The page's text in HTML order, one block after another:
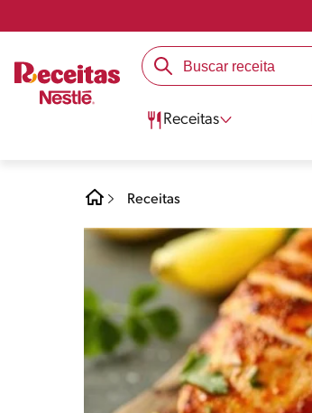
Receitas
Receitas